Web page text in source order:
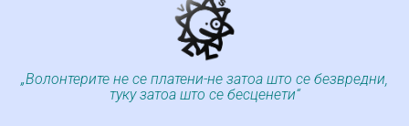
„Волонтерите не се платени-не затоа што се безвредни,
туку затоа што се бесценети“